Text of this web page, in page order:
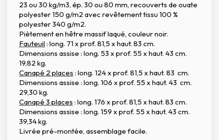
23 ou 30 kg/m3, ép. 30 ou 80 mm, recouverts de ouate
polyester 150 g/m2 avec revêtement tissu 100 %
polyester 340 g/m2.
Piètement en hêtre massif laqué, couleur noir.
Fauteuil: long. 71 x prof. 81,5 x haut. 83 cm.
Dimensions assise : long. 53 x prof. 55 x haut. 43 cm.
19,82 kg.
Canapé 2 places : long. 124 x prof. 81,5 x haut. 83 cm.
Dimensions assise : long. 106 x prof. 55 x haut. 43 cm.
29,30 kg.
Canapé 3 places : long. 176 x prof. 81,5 x haut. 83 cm.
Dimensions assise : long. 159 x prof. 55 x haut. 43 cm.
39,34 kg.
Livrée pré-montée, assemblage facile.